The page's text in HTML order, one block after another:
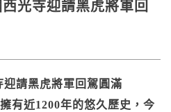
光寺迎請黑虎將軍回
請黑虎將軍回駕圓滿
有近1200年的悠久歷史，今